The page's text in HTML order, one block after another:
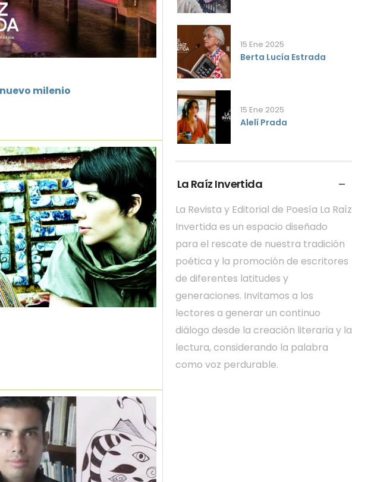
milenio
15 Ene 2025
Berta Lucía Estrada
15 Ene 2025
Alelí Prada
La Raíz Invertida
La Revista y Editorial de Poesía La Raíz
Invertida es un espacio diseñado
para el rescate de nuestra tradición
poética y la promoción de escritores
de diferentes latitudes y
generaciones. Invitamos a los
lectores a generar un continuo
diálogo desde la creación literaria y la
lectura, considerando la palabra
como voz perdurable.